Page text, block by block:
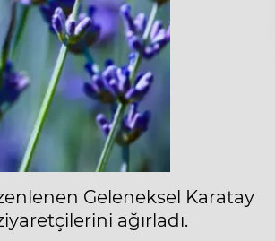
Geleneksel Karatay
ağırladı.